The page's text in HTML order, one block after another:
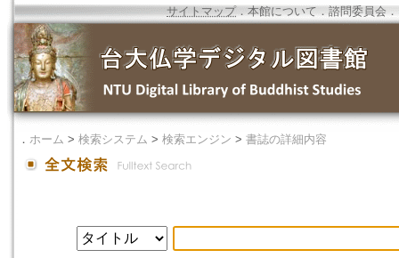
サイトマップ．本館について ． 諮問委員会 ．
． ホーム > 検索システム > 検索エンジン > 書誌の詳細内容